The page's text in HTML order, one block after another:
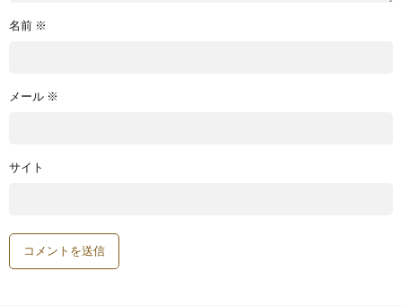
名前 ※
メール ※
サイト